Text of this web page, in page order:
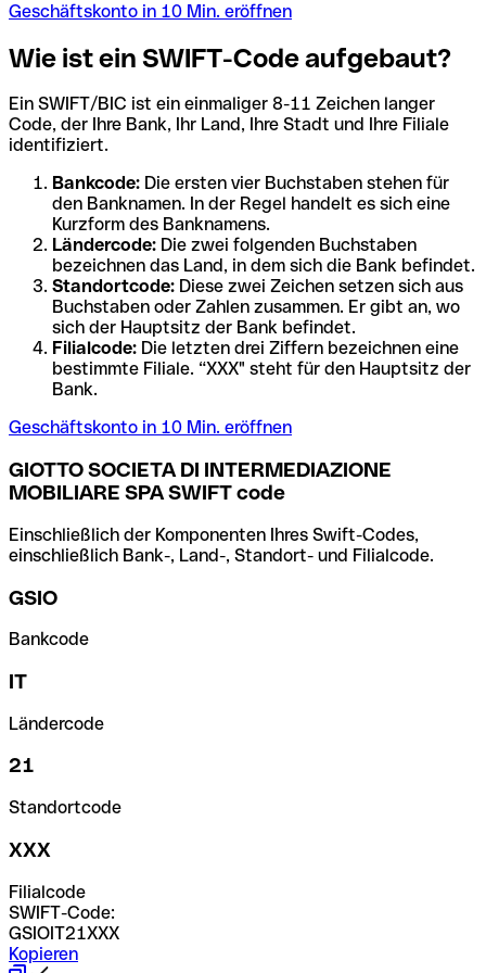
Geschäftskonto in 10 Min. eröffnen
Wie ist ein SWIFT-Code aufgebaut?
Ein SWIFT/BIC ist ein einmaliger 8-11 Zeichen langer
Code, der Ihre Bank, Ihr Land, Ihre Stadt und Ihre Filiale
identifiziert.
Bankcode: Die ersten vier Buchstaben stehen für
den Banknamen. In der Regel handelt es sich eine
Kurzform des Banknamens.
Ländercode: Die zwei folgenden Buchstaben
bezeichnen das Land, in dem sich die Bank befindet.
Standortcode: Diese zwei Zeichen setzen sich aus
Buchstaben oder Zahlen zusammen. Er gibt an, wo
sich der Hauptsitz der Bank befindet.
Filialcode: Die letzten drei Ziffern bezeichnen eine
bestimmte Filiale. “XXX" steht für den Hauptsitz der
Bank.
Geschäftskonto in 10 Min. eröffnen
GIOTTO SOCIETA DI INTERMEDIAZIONE
MOBILIARE SPA SWIFT code
Einschließlich der Komponenten Ihres Swift-Codes,
einschließlich Bank-, Land-, Standort- und Filialcode.
GSIO
Bankcode
IT
Ländercode
21
Standortcode
XXX
Filialcode
SWIFT-Code:
GSIOIT21XXX
Kopieren